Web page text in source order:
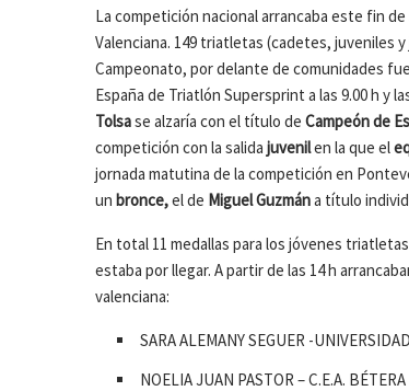
La competición nacional arrancaba este fin
Valenciana. 149 triatletas (cadetes, juveniles
Campeonato, por delante de comunidades
España de Triatlón Supersprint a las 9.00 h y
Tolsase alzaría con el título de Campeón de
competición con la salida juvenilen la que el
jornada matutina de la competición en
un bronce,el de Miguel Guzmána título
En total 11 medallas para los jóvenes
estaba por llegar. A partir de las 14 h
valenciana:
SARA ALEMANY SEGUER -
NOELIA JUAN PASTOR – C.E.A. BÉTERA